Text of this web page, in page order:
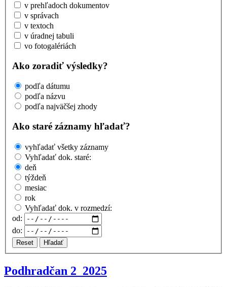
v prehľadoch dokumentov
v správach
v textoch
v úradnej tabuli
vo fotogalériách
Ako zoradiť výsledky?
podľa dátumu
podľa názvu
podľa najväčšej zhody
Ako staré záznamy hľadať?
vyhľadať všetky záznamy
Vyhľadať dok. staré:
deň
týždeň
mesiac
rok
Vyhľadať dok. v rozmedzí:
od:
do:
Reset Hľadať
Podhradčan 2_2025